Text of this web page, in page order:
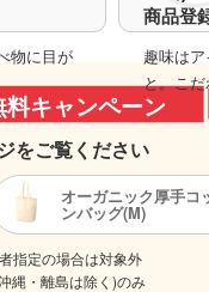
物に目が
商品登
趣味は
と。こ
キャンペーン
をご覧ください
オーガニック厚手コ
ンバッグ(M)
指定の場合は対象外
縄・離島は除く)のみ